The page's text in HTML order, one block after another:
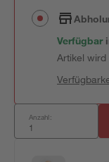
Verfügbar
Artikel wird
Anzahl: